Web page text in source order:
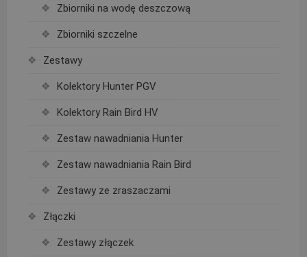
Zbiorniki na wodę deszczową
Zbiorniki szczelne
Zestawy
Kolektory Hunter PGV
Kolektory Rain Bird HV
Zestaw nawadniania Hunter
Zestaw nawadniania Rain Bird
Zestawy ze zraszaczami
Złączki
Zestawy złączek